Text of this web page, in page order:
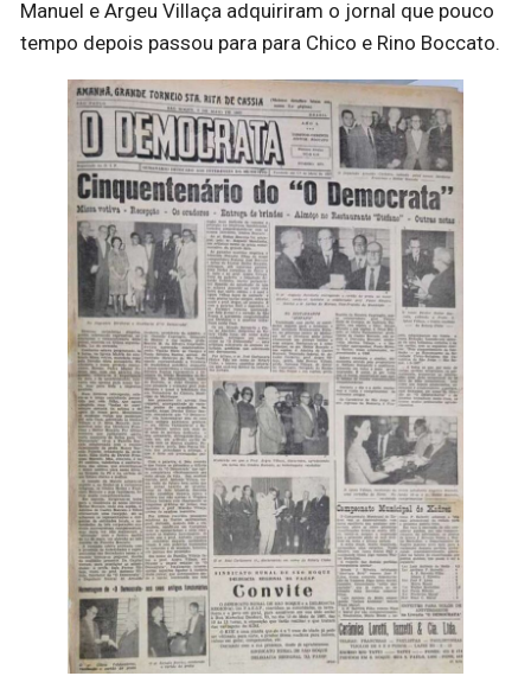
Manuel e Argeu Villaça adquiriram o jornal que pouco
tempo depois passou para para Chico e Rino Boccato.